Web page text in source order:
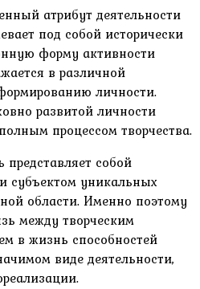
атрибут деятельности
под собой исторически
форму активности
в различной
личности.
развитой личности
процессом творчества.
представляет собой
субъектом уникальных
области. Именно поэтому
между творческим
в жизнь способностей
виде деятельности,